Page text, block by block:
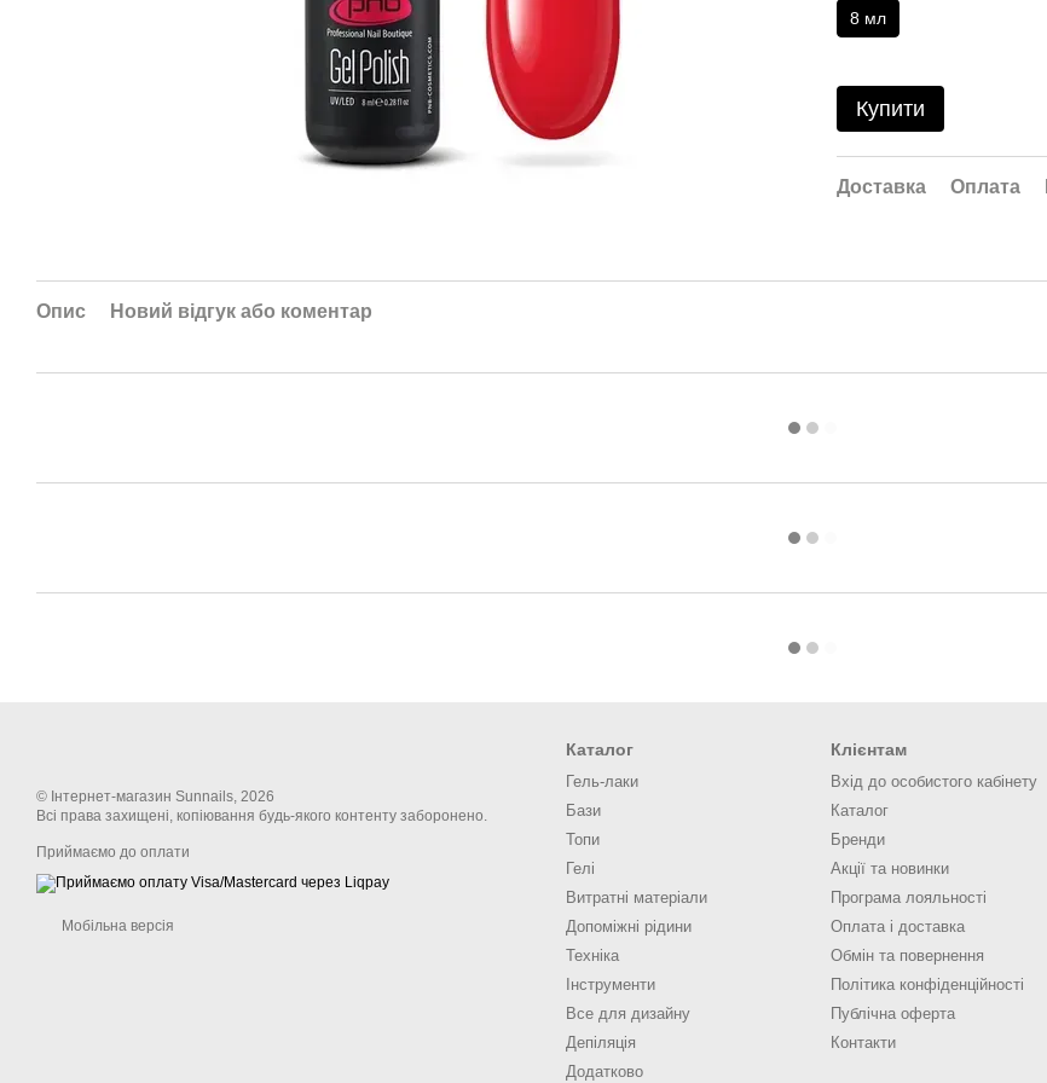
8 мл
Купити
Доставка Оплата
Опис Новий відгук або коментар
© Інтернет-магазин Sunnails, 2026
Всі права захищені, копіювання будь-якого контенту заборонено.
Приймаємо до оплати
Мобільна версія
Каталог
Гель-лаки
Бази
Топи
Гелі
Витратні матеріали
Допоміжні рідини
Техніка
Інструменти
Все для дизайну
Депіляція
Додатково
Клієнтам
Вхід до особистого кабінету
Каталог
Бренди
Акції та новинки
Програма лояльності
Оплата і доставка
Обмін та повернення
Політика конфіденційності
Публічна оферта
Контакти